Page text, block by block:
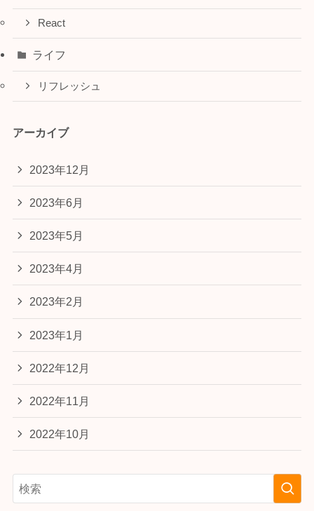
React
ライフ
リフレッシュ
アーカイブ
2023年12月
2023年6月
2023年5月
2023年4月
2023年2月
2023年1月
2022年12月
2022年11月
2022年10月